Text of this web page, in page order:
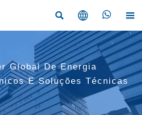
   
Global De Energia
E Soluções Técnicas